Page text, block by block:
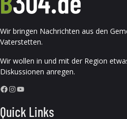
Wir bringen Nachrichten aus den
Vaterstetten.
Wir wollen in und mit der Region
Diskussionen anregen.
Facebook InstagramYouTube
Quick Links